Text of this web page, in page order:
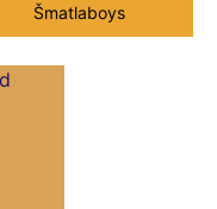
Šmatlaboys